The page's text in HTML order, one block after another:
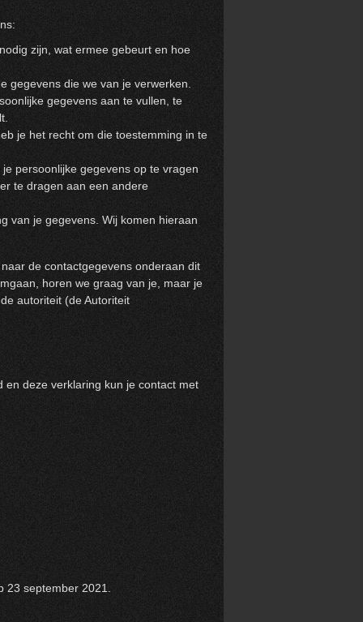
zijn, wat ermee gebeurt en hoe
gegevens die we van je verwerken.
gegevens aan te vullen, te
je het recht om die toestemming in te
persoonlijke gegevens op te vragen
te dragen aan een andere
van je gegevens. Wij komen hieraan
de contactgegevens onderaan dit
horen we graag van je, maar je
autoriteit (de Autoriteit
en deze verklaring kun je contact met
23 september 2021.